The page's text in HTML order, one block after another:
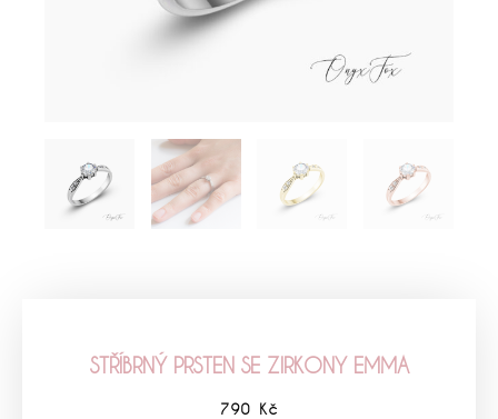
STŘÍBRNÝ PRSTEN SE ZIRKONY EMMA
790 Kč